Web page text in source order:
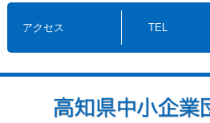
アクセス TEL